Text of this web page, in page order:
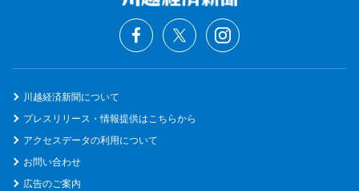
川越経済新聞について
プレスリリース・情報提供はこちらから
アクセスデータの利用について
お問い合わせ
広告のご案内